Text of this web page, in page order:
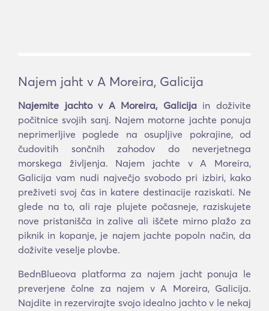
Najem jaht v A Moreira, Galicija
Najemite jachto v A Moreira, Galicijain doživite
počitnice svojih sanj. Najem motorne jachte ponuja
neprimerljive poglede na osupljive pokrajine, od
čudovitih sončnih zahodov do neverjetnega
morskega življenja. Najem jachte v A Moreira,
Galicija vam nudi največjo svobodo pri izbiri, kako
preživeti svoj čas in katere destinacije raziskati. Ne
glede na to, ali raje plujete počasneje, raziskujete
nove pristanišča in zalive ali iščete mirno plažo za
piknik in kopanje, je najem jachte popoln način, da
doživite veselje plovbe.
BednBlueova platforma za najem jacht ponuja le
preverjene čolne za najem v A Moreira, Galicija.
Najdite in rezervirajte svojo idealno jachto v le nekaj